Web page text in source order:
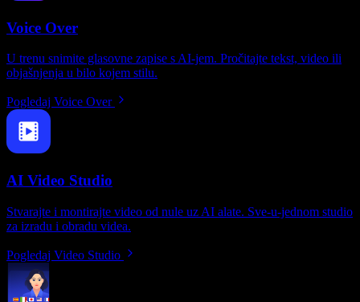
Voice Over
U trenu snimite glasovne zapise s AI-jem. Pročitajte tekst, video ili
objašnjenja u bilo kojem stilu.
Pogledaj Voice Over
AI Video Studio
Stvarajte i montirajte video od nule uz AI alate. Sve-u-jednom studio
za izradu i obradu videa.
Pogledaj Video Studio